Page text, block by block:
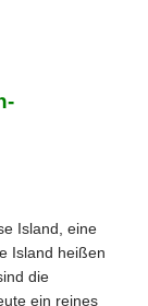
Island, eine
Island heißen
die
ein reines